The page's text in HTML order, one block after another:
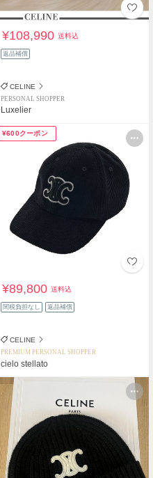
¥108,990送料込
返品補償
CELINE
PERSONAL SHOPPER
Luxelier
¥600クーポン
¥89,800送料込
関税負担なし 返品補償
CELINE
PREMIUM PERSONAL SHOPPER
cielo stellato